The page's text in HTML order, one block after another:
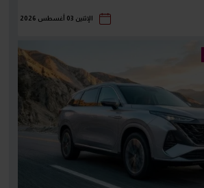
الإثنين 03 أغسطس 2026